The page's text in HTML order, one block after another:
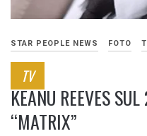
STAR PEOPLE NEWS FOTO
TV
KEANU REEVES
“MATRIX”